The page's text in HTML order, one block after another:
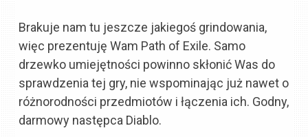
Brakuje nam tu jeszcze jakiegoś grindowania,
więc prezentuję Wam Path of Exile. Samo
drzewko umiejętności powinno skłonić Was do
sprawdzenia tej gry, nie wspominając już nawet o
różnorodności przedmiotów i łączenia ich. Godny,
darmowy następca Diablo.